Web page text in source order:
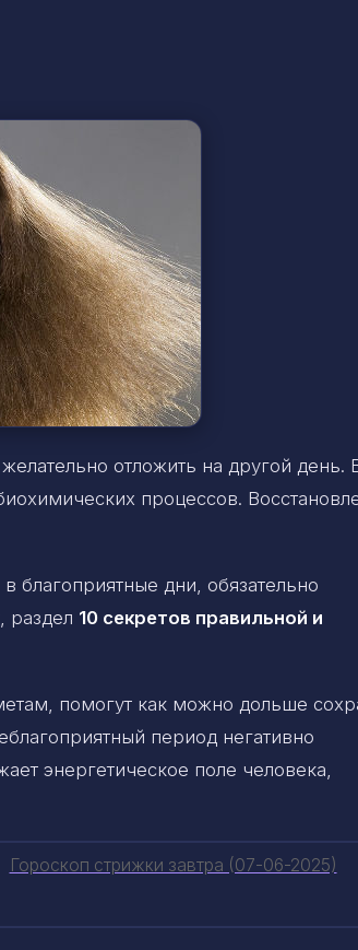
отложить на другой день.
процессов.
благоприятные дни, обязательно
, раздел 10 секретов правильной и
помогут как можно дольше
период негативно
энергетическое поле человека,
Гороскоп стрижки завтра (07-06-2025)